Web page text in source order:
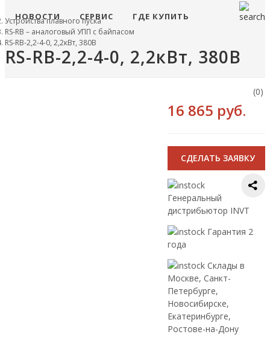
НОВОСТИ СЕРВИС ГДЕ КУПИТЬ
Устройства плавного пуска
RS-RB – аналоговый УПП с байпасом
RS-RB-2,2-4-0, 2,2кВт, 380В
RS-RB-2,2-4-0, 2,2кВт, 380В
16 865 руб.
(0)
CДЕЛАТЬ ЗАЯВКУ
Генеральный
дистрибьютор INVT
Гарантия 2
года
Склады в
Москве, Санкт-
Петербурге,
Новосибирске,
Екатеринбурге,
Ростове-на-Дону